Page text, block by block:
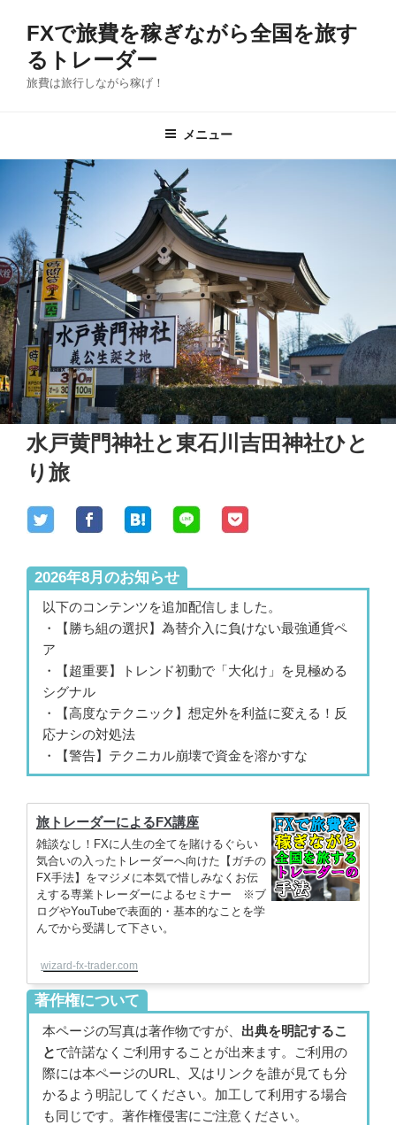
キ
FXで旅費を稼ぎながら全国を旅す
るトレーダー
旅費は旅行しながら稼げ！
メニュー
水戸黄門神社と東石川吉田神社ひと
り旅
2026年8月のお知らせ
以下のコンテンツを追加配信しました。
・【勝ち組の選択】為替介入に負けない最強通貨ペ
ア
・【超重要】トレンド初動で「大化け」を見極める
シグナル
・【高度なテクニック】想定外を利益に変える！反
応ナシの対処法
・【警告】テクニカル崩壊で資金を溶かすな
旅トレーダーによるFX講座
雑談なし！FXに人生の全てを賭けるぐらい
気合いの入ったトレーダーへ向けた【ガチの
FX手法】をマジメに本気で惜しみなくお伝
えする専業トレーダーによるセミナー ※ブ
ログやYouTubeで表面的・基本的なことを学
んでから受講して下さい。
wizard-fx-trader.com
著作権について
本ページの写真は著作物ですが、 出典を明記するこ
とで許諾なくご利用することが出来ます。ご利用の
際には本ページのURL、又はリンクを誰が見ても分
かるよう明記してください。加工して利用する場合
も同じです。著作権侵害にご注意ください。